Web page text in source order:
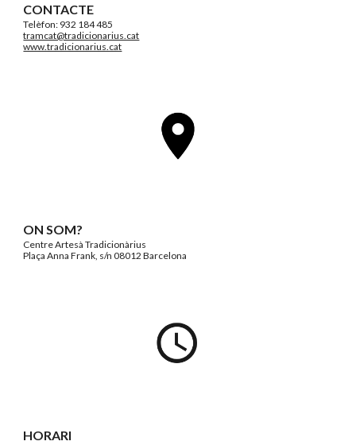
CONTACTE
Telèfon: 932 184 485
tramcat@tradicionarius.cat
www.tradicionarius.cat
ON SOM?
Centre Artesà Tradicionàrius
Plaça Anna Frank, s/n 08012 Barcelona
HORARI